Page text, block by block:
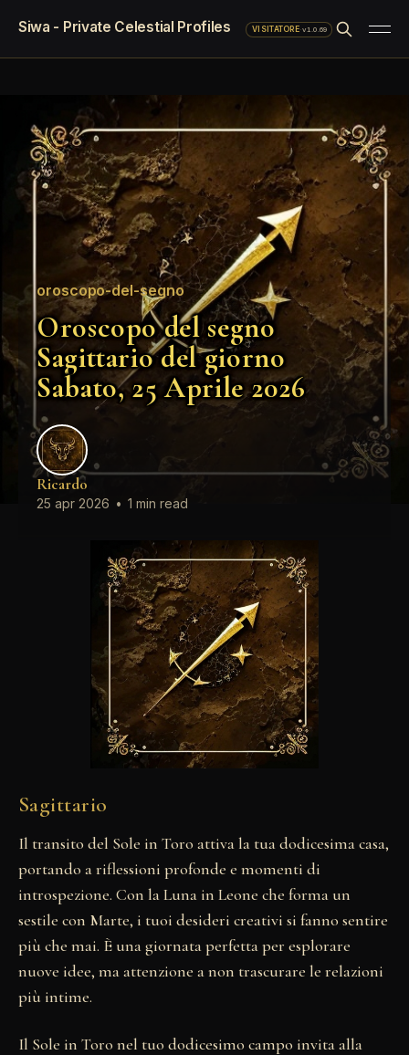
Siwa - Private Celestial Profiles VISITATORE·v1.0.69
oroscopo-del-segno
Oroscopo del segno
Sagittario del giorno
Sabato, 25 Aprile 2026
Ricardo
25 apr 2026 • 1 min read
Sagittario
Il transito del Sole in Toro attiva la tua dodicesima casa,
portando a riflessioni profonde e momenti di
introspezione. Con la Luna in Leone che forma un
sestile con Marte, i tuoi desideri creativi si fanno sentire
più che mai. È una giornata perfetta per esplorare
nuove idee, ma attenzione a non trascurare le relazioni
più intime.
Il Sole in Toro nel tuo dodicesimo campo invita alla